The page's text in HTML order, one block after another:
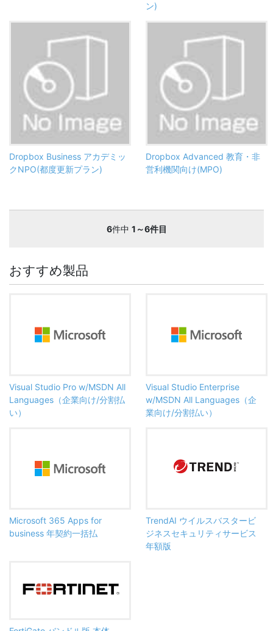
ン)
Dropbox Business アカデミッ
クNPO(都度更新プラン)
Dropbox Advanced 教育・非
営利機関向け(MPO)
6件中 1～6件目
おすすめ製品
Visual Studio Pro w/MSDN All
Languages（企業向け/分割払
い）
Visual Studio Enterprise
w/MSDN All Languages（企
業向け/分割払い）
Microsoft 365 Apps for
business 年契約一括払
TrendAI ウイルスバスタービ
ジネスセキュリティサービス
年額版